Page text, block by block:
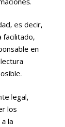
es decir,
facilitado,
en
legal,
los
la